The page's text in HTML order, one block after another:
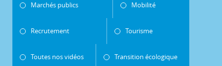
Marchés publics Mobilité
Recrutement Tourisme
Toutes nos vidéos Transition écologique